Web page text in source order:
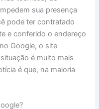
sua presença
pode ter contratado
e conferido o endereço
Google, o site
é muito mais
é que, na maioria